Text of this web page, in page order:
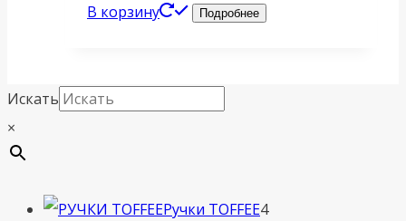
В корзину
Подробнее
Искать
×
Ручки TOFFEE44